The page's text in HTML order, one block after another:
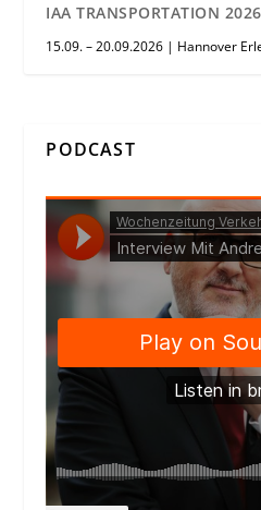
IAA TRANSPORTATION 2026
15.09. – 20.09.2026 | Hannover
PODCAST